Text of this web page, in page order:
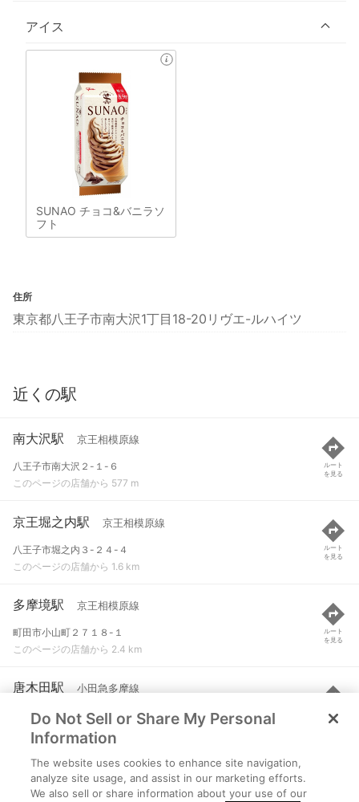
アイス
SUNAO チョコ&バニラソ
フト
住所
東京都八王子市南大沢1丁目18-20リヴエ-ルハイツ
近くの駅
南大沢駅 京王相模原線
八王子市南大沢２-１-６
このページの店舗から 577 m
ルート
を見る
京王堀之内駅 京王相模原線
八王子市堀之内３-２４-４
このページの店舗から 1.6 km
ルート
を見る
多摩境駅 京王相模原線
町田市小山町２７１８-１
このページの店舗から 2.4 km
ルート
を見る
唐木田駅 小田急多摩線
多摩市落合
このページの店舗から 2.5 km
ルート
を見る
長沼駅 京王線
八王子市長沼町７００
Do Not Sell or Share My Personal
Information
The website uses cookies to enhance site navigation,
analyze site usage, and assist in our marketing efforts.
We also sell or share information about your use of our